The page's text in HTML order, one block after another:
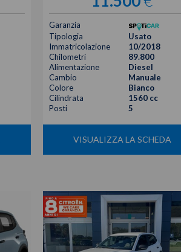
Garanzia
Tipologia
Usato
Immatricolazione
10/2018
Chilometri
89.800
Alimentazione
Diesel
Cambio
Manuale
Colore
Bianco
Cilindrata
1560 cc
Posti
5
VISUALIZZA LA SCHEDA